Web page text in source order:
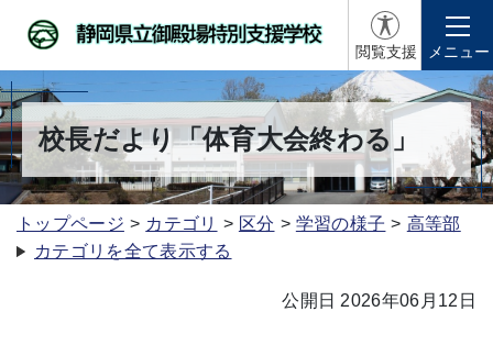
閲覧支援 メニュー
校長だより「体育大会終わる」
トップページ カテゴリ 区分 学習の様子
高等部
カテゴリを全て表示する
公開日 2026年06月12日